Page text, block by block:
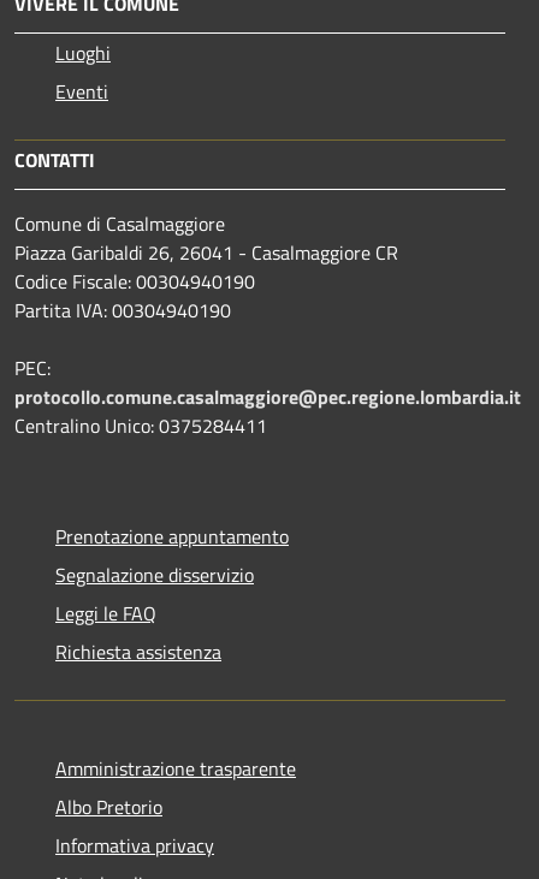
Luoghi
Eventi
CONTATTI
Comune di Casalmaggiore
Piazza Garibaldi 26, 26041 - Casalmaggiore CR
Codice Fiscale: 00304940190
Partita IVA: 00304940190
PEC:
protocollo.comune.casalmaggiore@pec.regione.lombardia.it
Centralino Unico: 0375284411
Prenotazione appuntamento
Segnalazione disservizio
Leggi le FAQ
Richiesta assistenza
Amministrazione trasparente
Albo Pretorio
Informativa privacy